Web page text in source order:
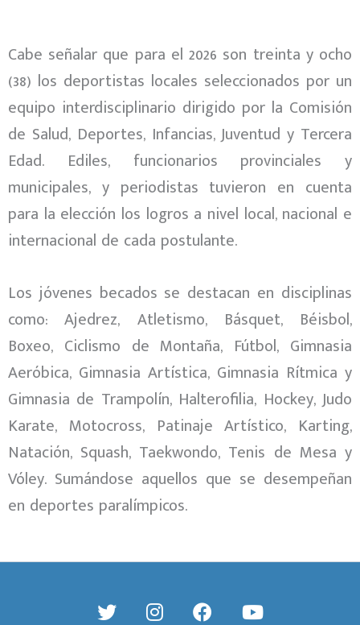
Cabe señalar que para el 2026 son treinta y ocho
(38) los deportistas locales seleccionados por un
equipo interdisciplinario dirigido por la Comisión
de Salud, Deportes, Infancias, Juventud y Tercera
Edad. Ediles, funcionarios provinciales y
municipales, y periodistas tuvieron en cuenta
para la elección los logros a nivel local, nacional e
internacional de cada postulante.
Los jóvenes becados se destacan en disciplinas
como: Ajedrez, Atletismo, Básquet, Béisbol,
Boxeo, Ciclismo de Montaña, Fútbol, Gimnasia
Aeróbica, Gimnasia Artística, Gimnasia Rítmica y
Gimnasia de Trampolín, Halterofilia, Hockey, Judo
Karate, Motocross, Patinaje Artístico, Karting,
Natación, Squash, Taekwondo, Tenis de Mesa y
Vóley. Sumándose aquellos que se desempeñan
en deportes paralímpicos.